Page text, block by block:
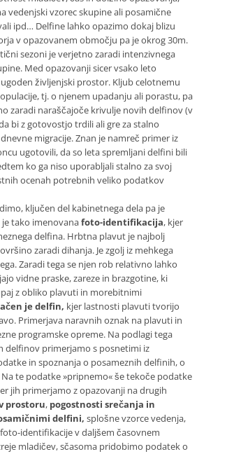
vedenjski vzorec skupine ali posamične
ipd… Delfine lahko opazimo dokaj blizu
v opazovanem območju pa je okrog 30m.
sezoni je verjetno zaradi intenzivnega
Med opazovanji sicer vsako leto
življenjski prostor. Kljub celotnemu
tj. o njenem upadanju ali porastu, pa
zaradi naraščajoče krivulje novih delfinov (v
bi z gotovostjo trdili ali gre za stalno
migracije. Znan je namreč primer iz
ugotovili, da so leta spremljani delfini bili
ko ga niso uporabljali stalno za svoj
ocenah potrebnih veliko podatkov
ključen del kabinetnega dela pa je
je tako imenovanafoto-identifikacija, kjer
delfina. Hrbtna plavut je najbolj
zaradi dihanja. Je zgolj iz mehkega
Zaradi tega se njen rob relativno lahko
vidne praske, zareze in brazgotine, ki
z obliko plavuti in morebitnimi
je delfin, kjer lastnosti plavuti tvorijo
Primerjava naravnih oznak na plavuti in
programske opreme. Na podlagi tega
delfinov primerjamo s posnetimi iz
in spoznanja o posameznih delfinih, o
te podatke »pripnemo« še tekoče podatke
jih primerjamo z opazovanji na drugih
prostoru, pogostnosti srečanja in
delfini, splošne vzorce vedenja,
identifikacije v daljšem časovnem
mladičev, sčasoma pridobimo podatek o